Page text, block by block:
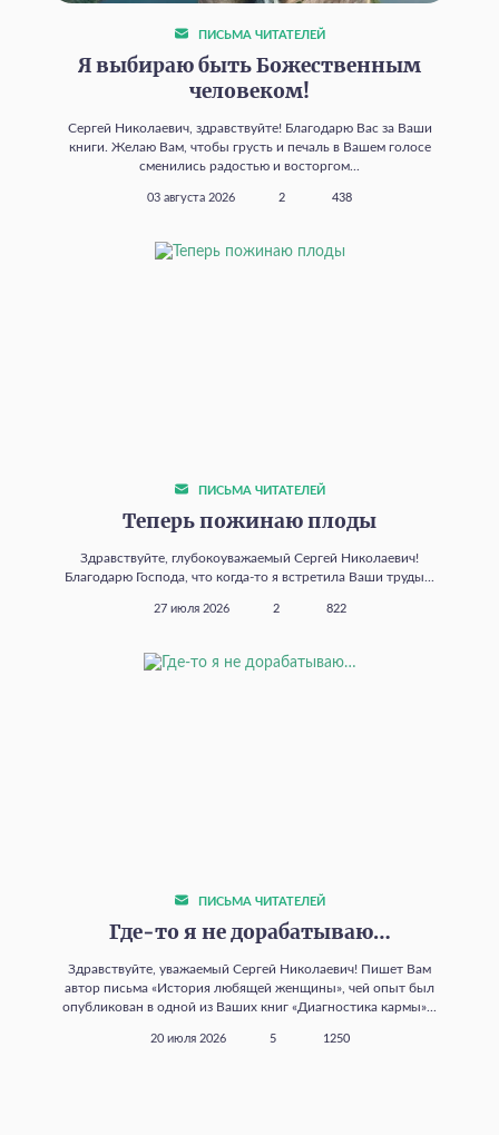
ПИСЬМА ЧИТАТЕЛЕЙ
Я выбираю быть Божественным
человеком!
Сергей Николаевич, здравствуйте! Благодарю Вас за Ваши
книги. Желаю Вам, чтобы грусть и печаль в Вашем голосе
сменились радостью и восторгом...
03 августа 2026 2 438
ПИСЬМА ЧИТАТЕЛЕЙ
Теперь пожинаю плоды
Здравствуйте, глубокоуважаемый Сергей Николаевич!
Благодарю Господа, что когда‑то я встретила Ваши труды...
27 июля 2026 2 822
ПИСЬМА ЧИТАТЕЛЕЙ
Где‑то я не дорабатываю…
Здравствуйте, уважаемый Сергей Николаевич! Пишет Вам
автор письма «История любящей женщины», чей опыт был
опубликован в одной из Ваших книг «Диагностика кармы»...
20 июля 2026 5 1250